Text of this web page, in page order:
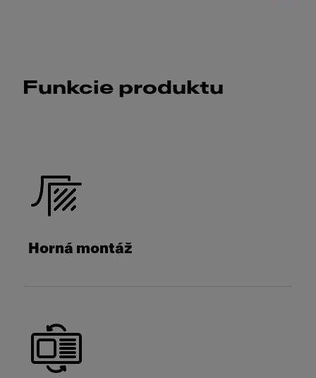
Funkcie produktu
Horná montáž